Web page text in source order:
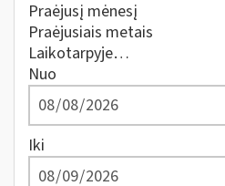
Praėjusį mėnesį
Praėjusiais metais
Laikotarpyje…
Nuo
Iki